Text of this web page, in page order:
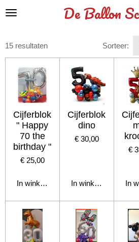
Ga
de
De Ballon
15 resultaten Sorteer:
Cijferblok
" Happy
70 the
birthday "
€ 25,00
In winkelwagen
Cijferblok
dino
€ 30,00
In winkelwagen
€
In